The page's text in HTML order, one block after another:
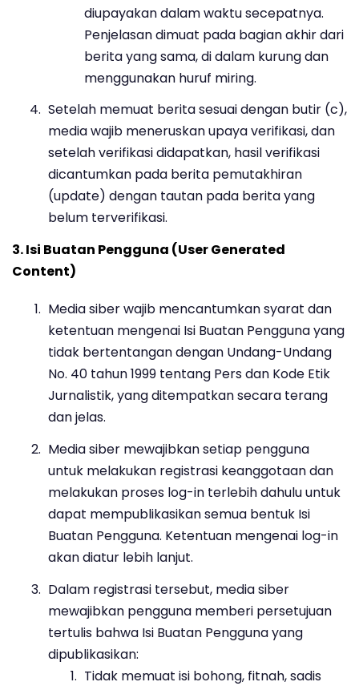
diupayakan dalam waktu secepatnya.
Penjelasan dimuat pada bagian akhir dari
berita yang sama, di dalam kurung dan
menggunakan huruf miring.
Setelah memuat berita sesuai dengan butir (c),
media wajib meneruskan upaya verifikasi, dan
setelah verifikasi didapatkan, hasil verifikasi
dicantumkan pada berita pemutakhiran
(update) dengan tautan pada berita yang
belum terverifikasi.
3. Isi Buatan Pengguna (User Generated
Content)
Media siber wajib mencantumkan syarat dan
ketentuan mengenai Isi Buatan Pengguna yang
tidak bertentangan dengan Undang-Undang
No. 40 tahun 1999 tentang Pers dan Kode Etik
Jurnalistik, yang ditempatkan secara terang
dan jelas.
Media siber mewajibkan setiap pengguna
untuk melakukan registrasi keanggotaan dan
melakukan proses log-in terlebih dahulu untuk
dapat mempublikasikan semua bentuk Isi
Buatan Pengguna. Ketentuan mengenai log-in
akan diatur lebih lanjut.
Dalam registrasi tersebut, media siber
mewajibkan pengguna memberi persetujuan
tertulis bahwa Isi Buatan Pengguna yang
dipublikasikan:
Tidak memuat isi bohong, fitnah, sadis